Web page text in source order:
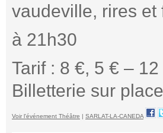
vaudeville, rires et
à 21h30
Tarif : 8 €, 5 € –
Billetterie sur place
Voir l'événement Théâtre | SARLAT-LA-CANEDA